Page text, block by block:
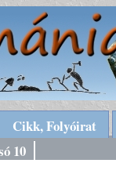
Cikk, Folyóirat
10